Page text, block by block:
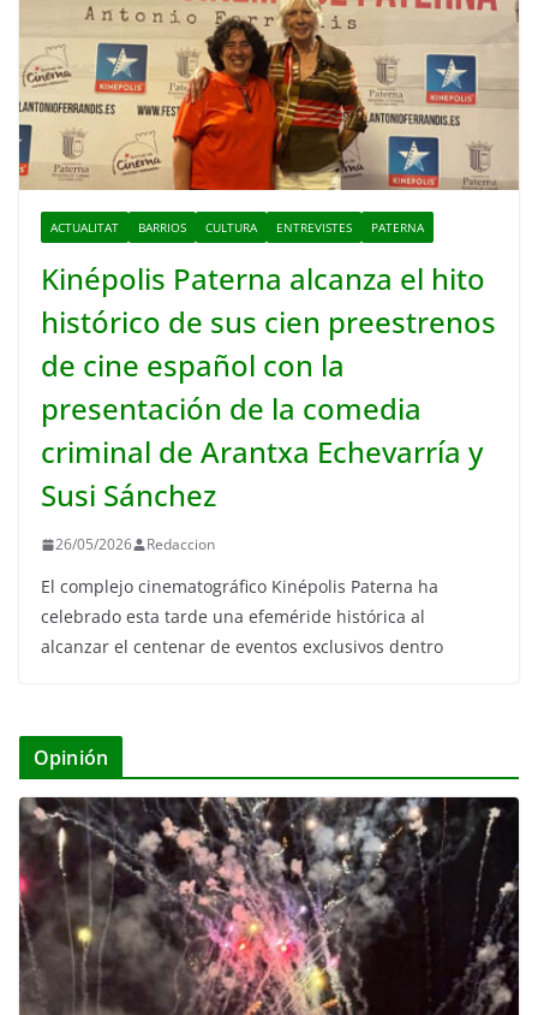
ACTUALITAT BARRIOS CULTURA ENTREVISTES PATERNA
Kinépolis Paterna alcanza el hito
histórico de sus cien preestrenos
de cine español con la
presentación de la comedia
criminal de Arantxa Echevarría y
Susi Sánchez
26/05/2026 Redaccion
El complejo cinematográfico Kinépolis Paterna ha
celebrado esta tarde una efeméride histórica al
alcanzar el centenar de eventos exclusivos dentro
Opinión